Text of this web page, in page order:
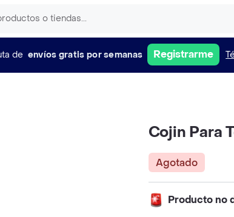
de envíos gratis por semanas Registrarme
Cojin Para
Agotado
Producto no